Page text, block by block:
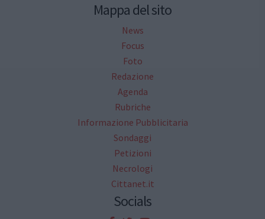
Mappa del sito
News
Focus
Foto
Redazione
Agenda
Rubriche
Informazione Pubblicitaria
Sondaggi
Petizioni
Necrologi
Cittanet.it
Socials